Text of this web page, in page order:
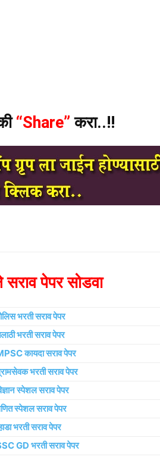
“Share” करा..!!
पेपर सोडवा
भरती सराव पेपर
भरती सराव पेपर
कायदा सराव पेपर
भरती सराव पेपर
स्पेशल सराव पेपर
स्पेशल सराव पेपर
भरती सराव पेपर
GD भरती सराव पेपर